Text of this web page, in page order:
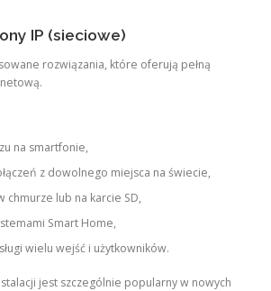
IP (sieciowe)
rozwiązania, które oferują pełną
na smartfonie,
z dowolnego miejsca na świecie,
chmurze lub na karcie SD,
Smart Home,
wielu wejść i użytkowników.
jest szczególnie popularny w nowych